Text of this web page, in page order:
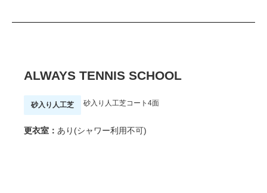
ALWAYS TENNIS SCHOOL
砂入り人工芝 砂入り人工芝コート4面
更衣室： あり(シャワー利用不可)